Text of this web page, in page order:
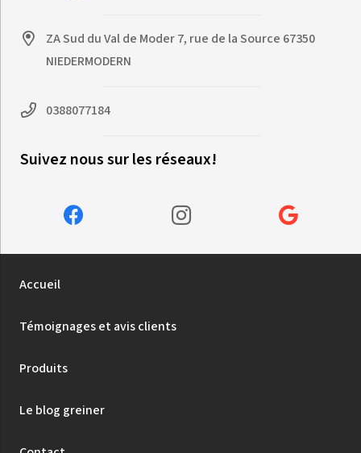
ZA Sud du Val de Moder 7, rue de la Source 67350
NIEDERMODERN
0388077184
Suivez nous sur les réseaux!
Accueil
Témoignages et avis clients
Produits
Le blog greiner